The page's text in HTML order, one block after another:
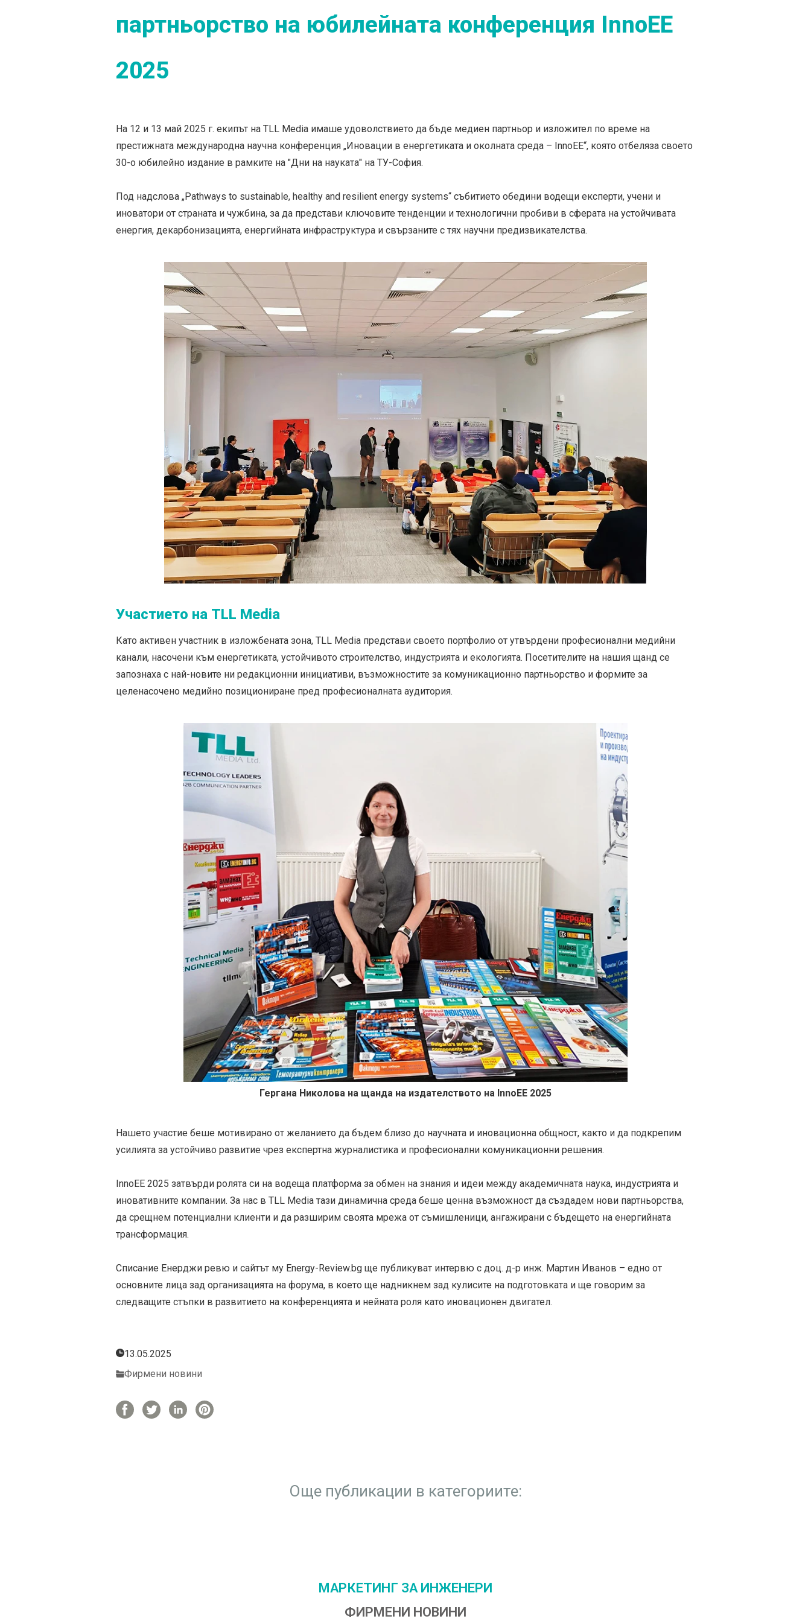
партньорство на юбилейната конференция InnoEE
2025
На 12 и 13 май 2025 г. екипът на TLL Media имаше удоволствието да бъде медиен партньор и изложител по време на
престижната международна научна конференция „Иновации в енергетиката и околната среда – InnoEE“, която отбеляза своето
30-о юбилейно издание в рамките на "Дни на науката" на ТУ-София.
Под надслова „Pathways to sustainable, healthy and resilient energy systems“ събитието обедини водещи експерти, учени и
иноватори от страната и чужбина, за да представи ключовите тенденции и технологични пробиви в сферата на устойчивата
енергия, декарбонизацията, енергийната инфраструктура и свързаните с тях научни предизвикателства.
Участието на TLL Media
Като активен участник в изложбената зона, TLL Media представи своето портфолио от утвърдени професионални медийни
канали, насочени към енергетиката, устойчивото строителство, индустрията и екологията. Посетителите на нашия щанд се
запознаха с най-новите ни редакционни инициативи, възможностите за комуникационно партньорство и формите за
целенасочено медийно позициониране пред професионалната аудитория.
Гергана Николова на щанда на издателството на InnoEE 2025
Нашето участие беше мотивирано от желанието да бъдем близо до научната и иновационна общност, както и да подкрепим
усилията за устойчиво развитие чрез експертна журналистика и професионални комуникационни решения.
InnoEE 2025 затвърди ролята си на водеща платформа за обмен на знания и идеи между академичната наука, индустрията и
иновативните компании. За нас в TLL Media тази динамична среда беше ценна възможност да създадем нови партньорства,
да срещнем потенциални клиенти и да разширим своята мрежа от съмишленици, ангажирани с бъдещето на енергийната
трансформация.
Списание Енерджи ревю и сайтът му Energy-Review.bg ще публикуват интервю с доц. д-р инж. Мартин Иванов – едно от
основните лица зад организацията на форума, в което ще надникнем зад кулисите на подготовката и ще говорим за
следващите стъпки в развитието на конференцията и нейната роля като иновационен двигател.
13.05.2025
Фирмени новини
Още публикации в категориите:
МАРКЕТИНГ ЗА ИНЖЕНЕРИ
ФИРМЕНИ НОВИНИ